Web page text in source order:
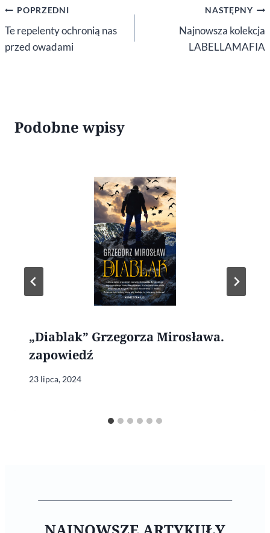
Nawigacja
wpisu
POPRZEDNI
Te repelenty ochronią nas
przed owadami
NASTĘPNY
Najnowsza kolekcja
LABELLAMAFIA
Podobne wpisy
„Diablak” Grzegorza Mirosława.
zapowiedź
23 lipca, 2024